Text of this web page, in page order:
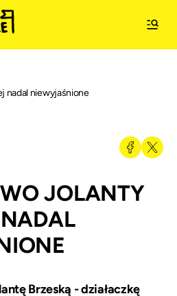
nadal niewyjaśnione
JOLANTY
Brzeską - działaczkę